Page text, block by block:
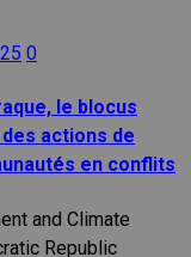
0
le blocus
actions de
en conflits